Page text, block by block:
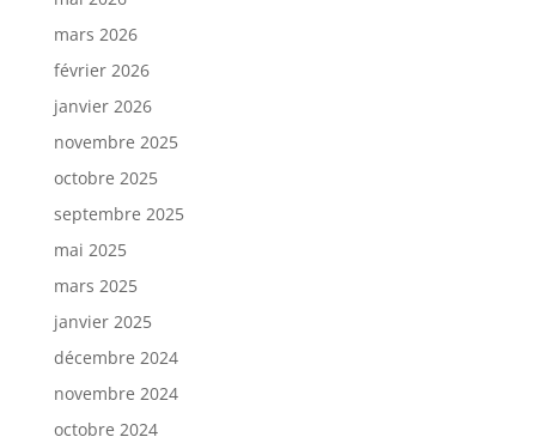
mars 2026
février 2026
janvier 2026
novembre 2025
octobre 2025
septembre 2025
mai 2025
mars 2025
janvier 2025
décembre 2024
novembre 2024
octobre 2024